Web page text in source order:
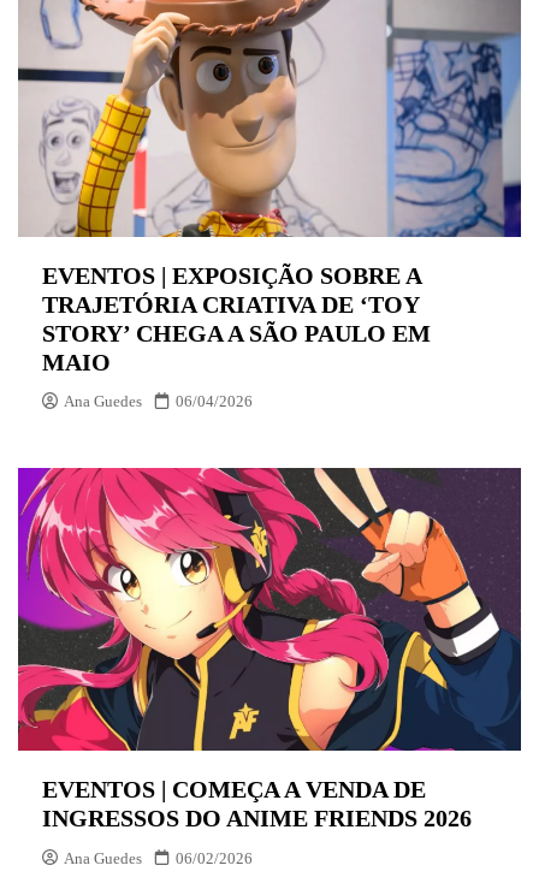
EVENTOS | EXPOSIÇÃO SOBRE A
TRAJETÓRIA CRIATIVA DE ‘TOY
STORY’ CHEGA A SÃO PAULO EM
MAIO
Ana Guedes 06/04/2026
EVENTOS | COMEÇA A VENDA DE
INGRESSOS DO ANIME FRIENDS 2026
Ana Guedes 06/02/2026